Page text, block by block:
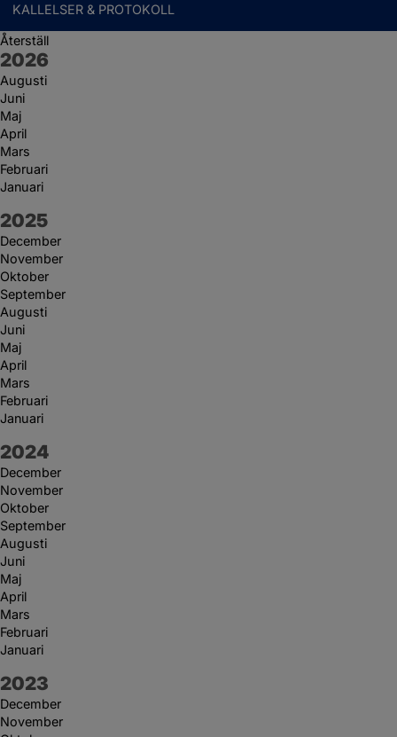
KALLELSER & PROTOKOLL
Återställ
År:
2026
Augusti
Juni
Maj
April
Mars
Februari
Januari
År:
2025
December
November
Oktober
September
Augusti
Juni
Maj
April
Mars
Februari
Januari
År:
2024
December
November
Oktober
September
Augusti
Juni
Maj
April
Mars
Februari
Januari
År:
2023
December
November